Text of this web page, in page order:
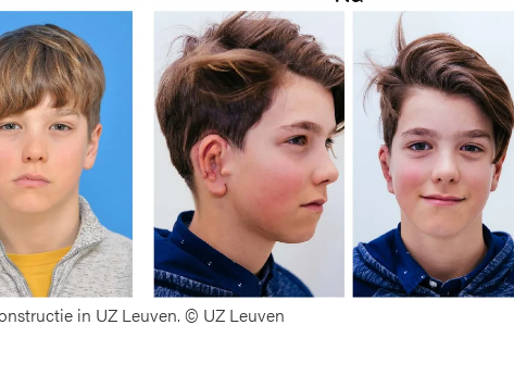
in UZ Leuven. © UZ Leuven